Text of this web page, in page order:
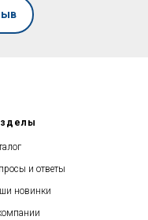
и ответы
новинки